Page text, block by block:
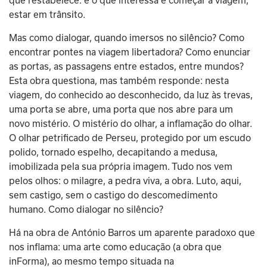
estar em trânsito.
Mas como dialogar, quando imersos no silêncio? Como
encontrar pontes na viagem libertadora? Como enunciar
as portas, as passagens entre estados, entre mundos?
Esta obra questiona, mas também responde: nesta
viagem, do conhecido ao desconhecido, da luz às trevas,
uma porta se abre, uma porta que nos abre para um
novo mistério. O mistério do olhar, a inflamação do olhar.
O olhar petrificado de Perseu, protegido por um escudo
polido, tornado espelho, decapitando a medusa,
imobilizada pela sua própria imagem. Tudo nos vem
pelos olhos: o milagre, a pedra viva, a obra. Luto, aqui,
sem castigo, sem o castigo do descomedimento
humano. Como dialogar no silêncio?
Há na obra de António Barros um aparente paradoxo que
nos inflama: uma arte como educação (a obra que
inForma), ao mesmo tempo situada na